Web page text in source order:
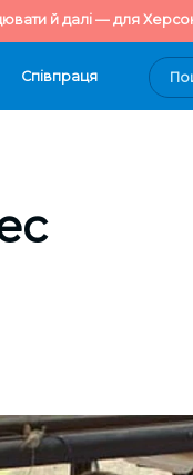
й далі — для
Cпівпраця